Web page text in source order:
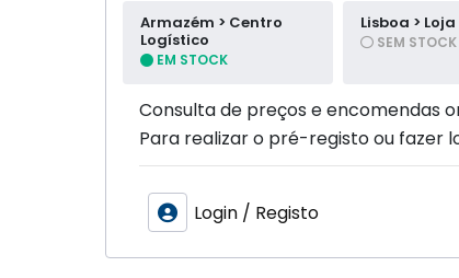
Armazém > Centro
Logístico
EM STOCK
Lisboa >
SEM STOCK
Consulta de preços e encomendas
Para realizar o pré-registo ou fazer
Login / Registo